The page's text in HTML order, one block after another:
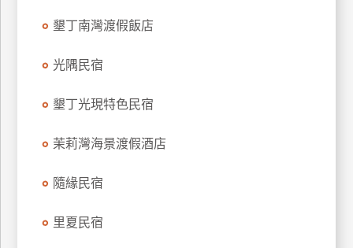
墾丁南灣渡假飯店
光隅民宿
墾丁光現特色民宿
茉莉灣海景渡假酒店
隨緣民宿
里夏民宿